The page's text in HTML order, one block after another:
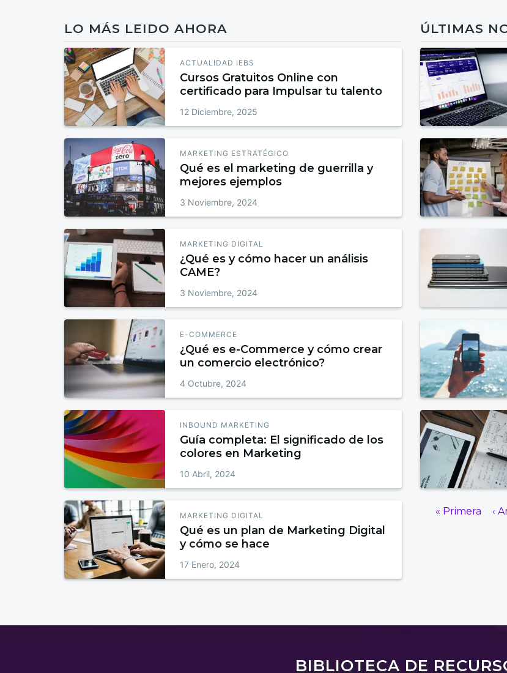
LO MÁS LEIDO AHORA
ACTUALIDAD IEBS
Cursos Gratuitos Online con
certificado para Impulsar tu talento
12 Diciembre, 2025
MARKETING ESTRATÉGICO
Qué es el marketing de guerrilla y
mejores ejemplos
3 Noviembre, 2024
MARKETING DIGITAL
¿Qué es y cómo hacer un análisis
CAME?
3 Noviembre, 2024
E-COMMERCE
¿Qué es e-Commerce y cómo crear
un comercio electrónico?
4 Octubre, 2024
INBOUND MARKETING
Guía completa: El significado de los
colores en Marketing
10 Abril, 2024
MARKETING DIGITAL
Qué es un plan de Marketing Digital
y cómo se hace
17 Enero, 2024
ÚLTIMAS
« Primera ‹
BIBLIOTECA DE